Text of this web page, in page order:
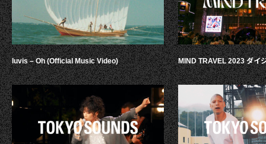
luvis – Oh (Official Music Video) MIND TRAVEL 2023 ダイ